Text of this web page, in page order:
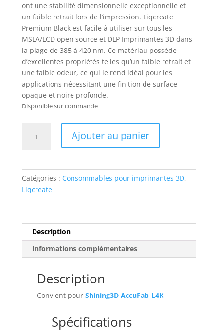
ont une stabilité dimensionnelle exceptionnelle et
un faible retrait lors de l’impression. Liqcreate
Premium Black est facile à utiliser sur tous les
MSLA/LCD open source et DLP Imprimantes 3D dans
la plage de 385 à 420 nm. Ce matériau possède
d’excellentes propriétés telles qu’un faible retrait et
une faible odeur, ce qui le rend idéal pour les
applications nécessitant une finition de surface
opaque et noire profonde.
Disponible sur commande
Premium
UV
405nm
Ajouter au panier
Catégories : Consommables pour imprimantes 3D,
Liqcreate
Description
Informations complémentaires
Description
Convient pour Shining3D AccuFab-L4K
Spécifications